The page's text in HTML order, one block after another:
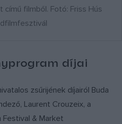
filmből. Fotó: Friss Hús
díjai
zsűrijének díjairól Buda
Laurent Crouzeix, a
Festival & Market